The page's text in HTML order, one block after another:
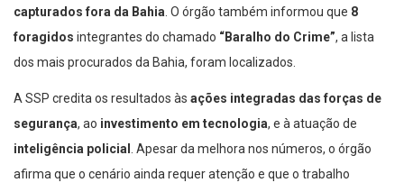
capturados fora da Bahia. O órgão também informou que 8
foragidos integrantes do chamado “Baralho do Crime”, a lista
dos mais procurados da Bahia, foram localizados.
A SSP credita os resultados às ações integradas das forças de
segurança, ao investimento em tecnologia, e à atuação de
inteligência policial . Apesar da melhora nos números, o órgão
afirma que o cenário ainda requer atenção e que o trabalho